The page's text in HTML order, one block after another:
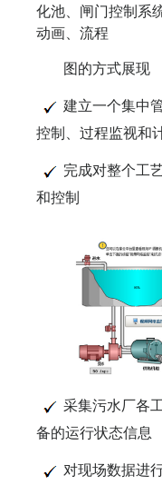
化池、闸门控制系
动画、流程
图的方式展现
建立一个集中
控制、过程监视和
完成对整个工
和控制
采集污水厂各
备的运行状态信息
对现场数据进